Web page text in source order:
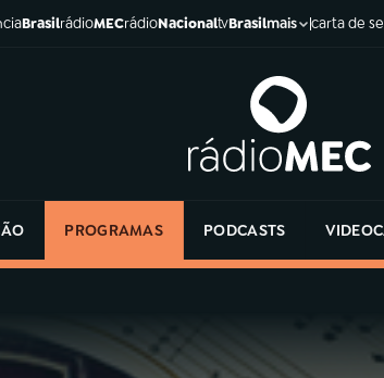
BrasilrádioMECrádioNacionaltvBrasilmais carta de
PROGRAMAS PODCASTS